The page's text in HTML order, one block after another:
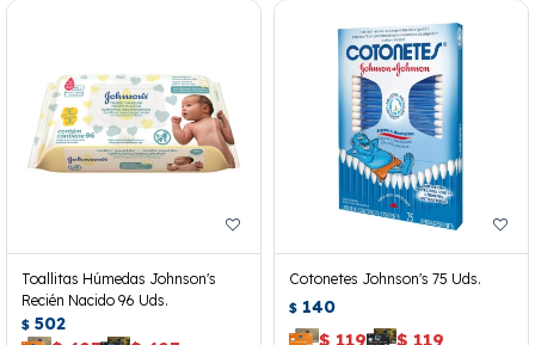
Toallitas Húmedas Johnson's
Recién Nacido 96 Uds.
$ 502
Cotonetes Johnson's 75 Uds.
$ 140
$ 119 $ 119